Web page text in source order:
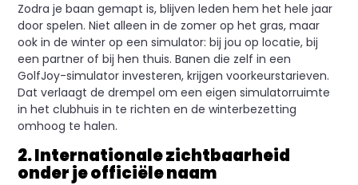
Zodra je baan gemapt is, blijven leden hem het hele jaar
door spelen. Niet alleen in de zomer op het gras, maar
ook in de winter op een simulator: bij jou op locatie, bij
een partner of bij hen thuis. Banen die zelf in een
GolfJoy-simulator investeren, krijgen voorkeurstarieven.
Dat verlaagt de drempel om een eigen simulatorruimte
in het clubhuis in te richten en de winterbezetting
omhoog te halen.
2. Internationale zichtbaarheid
onder je officiële naam